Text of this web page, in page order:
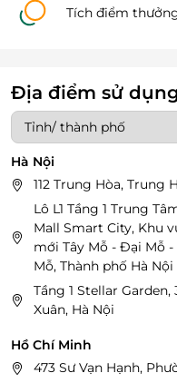
Tích điểm
Địa điểm sử
Hà Nội
112 Trung Hòa, Trung
Lô L1 Tầng 1 Trung
Mall Smart City, Khu
mới Tây Mỗ - Đại Mỗ
Mỗ, Thành phố Hà Nội
Tầng 1 Stellar Garden,
Xuân, Hà Nội
Hồ Chí Minh
473 Sư Vạn Hạnh,